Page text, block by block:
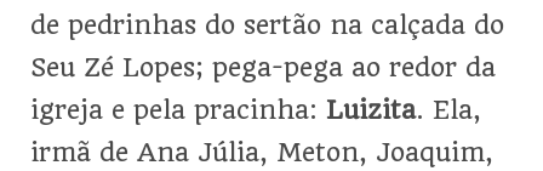
de pedrinhas do sertão na calçada do
Seu Zé Lopes; pega-pega ao redor da
igreja e pela pracinha: Luizita. Ela,
irmã de Ana Júlia, Meton, Joaquim,